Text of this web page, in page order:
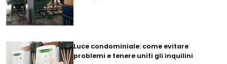
Luce condominiale: come evitare
problemi e tenere uniti gli inquilini